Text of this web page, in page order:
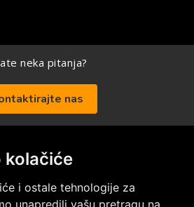
kolačiće
i ostale tehnologije za
unapredili vašu pretragu na
neka pitanja?
nas
na društvenim mrežama